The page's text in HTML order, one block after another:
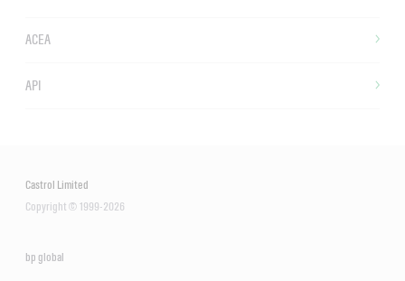
ACEA
API
Castrol Limited
Copyright © 1999-2026
bp global